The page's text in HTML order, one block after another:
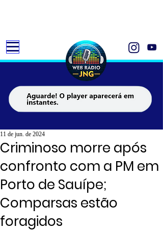
Criminoso morre após
confronto com a PM em
Porto de Sauípe;
Comparsas estão
foragidos
11 de jun. de 2024